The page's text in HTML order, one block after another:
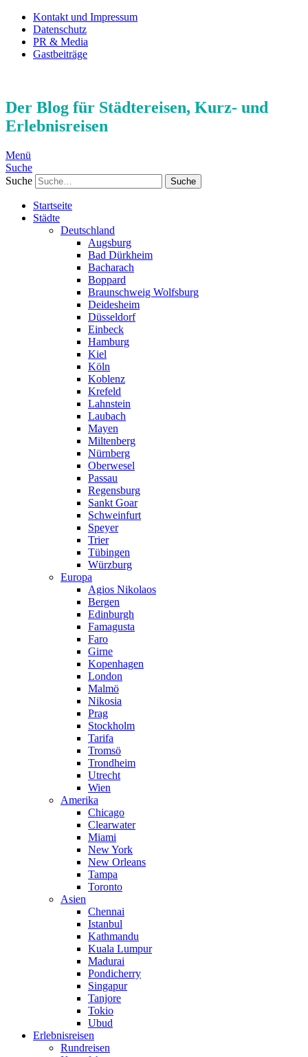
Kontakt und Impressum
Datenschutz
PR & Media
Gastbeiträge
Der Blog für Städtereisen, Kurz- und
Erlebnisreisen
Menü
Suche
Suche
Startseite
Städte
Deutschland
Augsburg
Bad Dürkheim
Bacharach
Boppard
Braunschweig Wolfsburg
Deidesheim
Düsseldorf
Einbeck
Hamburg
Kiel
Köln
Koblenz
Krefeld
Lahnstein
Laubach
Mayen
Miltenberg
Nürnberg
Oberwesel
Passau
Regensburg
Sankt Goar
Schweinfurt
Speyer
Trier
Tübingen
Würzburg
Europa
Agios Nikolaos
Bergen
Edinburgh
Famagusta
Faro
Girne
Kopenhagen
London
Malmö
Nikosia
Prag
Stockholm
Tarifa
Tromsö
Trondheim
Utrecht
Wien
Amerika
Chicago
Clearwater
Miami
New York
New Orleans
Tampa
Toronto
Asien
Chennai
Istanbul
Kathmandu
Kuala Lumpur
Madurai
Pondicherry
Singapur
Tanjore
Tokio
Ubud
Erlebnisreisen
Rundreisen